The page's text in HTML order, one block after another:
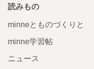
読みもの
minneとものづくりと
minne学習帖
ニュース